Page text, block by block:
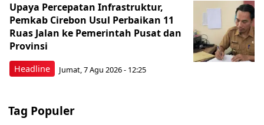
Headline
Upaya Percepatan Infrastruktur,
Pemkab Cirebon Usul Perbaikan 11
Ruas Jalan ke Pemerintah Pusat dan
Provinsi
Jumat, 7 Agu 2026 - 12:25
Tag Populer